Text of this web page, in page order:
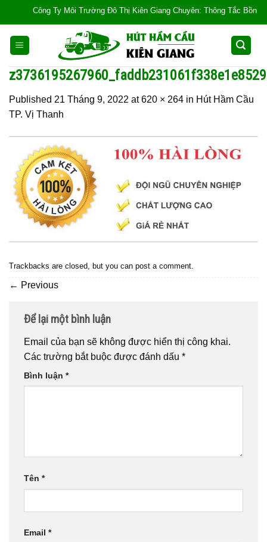
content
Công Ty Môi Trường Đô Thị Kiên Giang Chuyên: Thông Tắc Bồn
Published 21 Tháng 9, 2022 at620 × 264 in Hút Hầm Cầu
TP. Vị Thanh
Trackbacks are closed, but you can post a comment.
← Previous
Để lại một bình luận
Email của bạn sẽ không được hiển thị công khai.
Các trường bắt buộc được đánh dấu *
Bình luận *
Tên *
Email *